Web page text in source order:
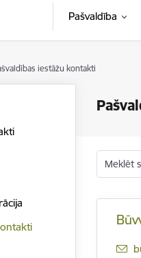
Pašvaldība
iestāžu kontakti
Meklēt